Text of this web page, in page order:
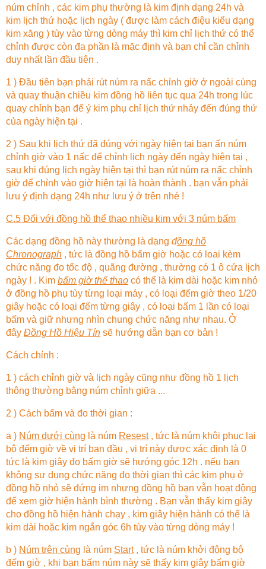
núm chỉnh , các kim phụ thường là kim định dạng 24h và
kim lịch thứ hoặc lịch ngày ( được làm cách điệu kiểu dạng
kim xăng ) tùy vào từng dòng máy thì kim chỉ lịch thứ có thể
chỉnh được còn đa phần là mặc định và bạn chỉ cần chỉnh
duy nhất lần đầu tiên .
1 ) Đầu tiên bạn phải rút núm ra nấc chỉnh giờ ở ngoài cùng
và quay thuận chiều kim đồng hồ liên tục qua 24h trong lúc
quay chỉnh bạn để ý kim phụ chỉ lịch thứ nhảy đến đúng thứ
của ngày hiện tại .
2 ) Sau khi lịch thứ đã đúng với ngày hiện tại bạn ấn núm
chỉnh giờ vào 1 nấc để chỉnh lịch ngày đến ngày hiện tại ,
sau khi đúng lịch ngày hiện tại thì bạn rút núm ra nấc chỉnh
giờ để chỉnh vào giờ hiện tại là hoàn thành . bạn vẫn phải
lưu ý định dạng 24h như lưu ý ở trên nhé !
C.5 Đối với đồng hồ thể thao nhiều kim với 3 núm bấm
Các dạng đồng hồ này thường là dạng đồng hồ
Chronograph , tức là đồng hồ bấm giờ hoặc có loai kèm
chức năng đo tốc độ , quãng đường , thường có 1 ô cửa lịch
ngày ! . Kim bấm giờ thể thao có thể là kim dài hoặc kim nhỏ
ở đồng hồ phụ tùy từng loại máy , có loại đếm giờ theo 1/20
giây hoặc có loại đếm từng giây , có loại bấm 1 lần có loại
bấm và giữ nhưng nhìn chung chức năng như nhau. Ở
đây Đồng Hồ Hiệu Tín sẽ hướng dẫn bạn cơ bản !
Cách chỉnh :
1 ) cách chỉnh giờ và lịch ngày cũng như đồng hồ 1 lịch
thông thường bằng núm chỉnh giữa ...
2 ) Cách bấm và đo thời gian :
a ) Núm dưới cùng là núm Resest, tức là núm khôi phục lại
bộ đếm giờ về vị trí ban đầu , vị trí này được xác định là 0
tức là kim giây đo bấm giờ sẽ hướng góc 12h . nếu bạn
không sự dụng chức năng đo thời gian thì các kim phụ ở
đồng hồ nhỏ sẽ đứng im nhưng đồng hồ bạn vẫn hoạt động
để xem giờ hiện hành bình thường . Bạn vẫn thấy kim giây
cho đồng hồ hiện hành chạy , kim giây hiện hành có thể là
kim dài hoặc kim ngắn góc 6h tùy vào từng dòng máy !
b ) Núm trên cùng là núm Start, tức là núm khởi động bộ
đếm giờ , khi bạn bấm núm này sẽ thấy kim giây bấm giờ